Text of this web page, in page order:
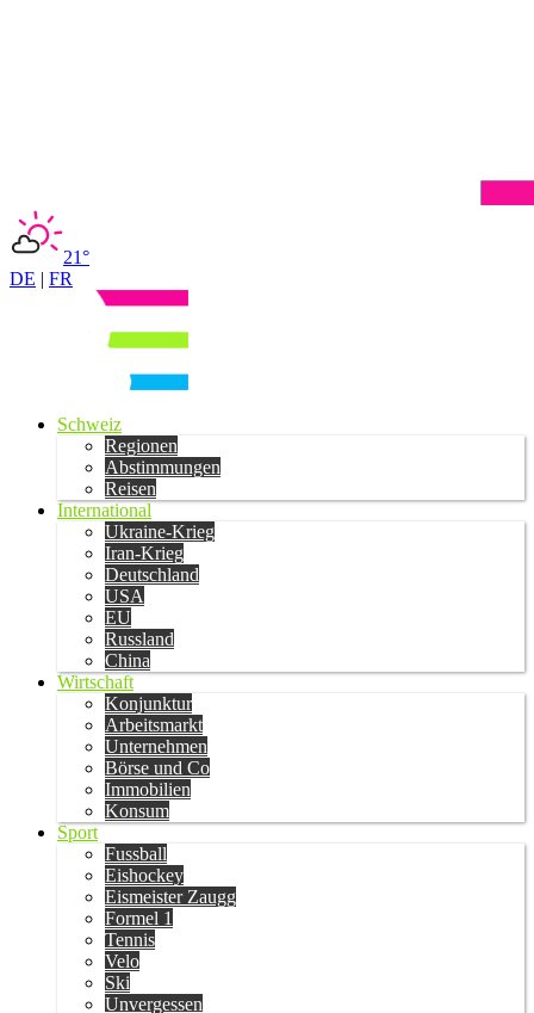
21°
DE | FR
Schweiz
Regionen
Abstimmungen
Reisen
International
Ukraine-Krieg
Iran-Krieg
Deutschland
USA
EU
Russland
China
Wirtschaft
Konjunktur
Arbeitsmarkt
Unternehmen
Börse und Co
Immobilien
Konsum
Sport
Fussball
Eishockey
Eismeister Zaugg
Formel 1
Tennis
Velo
Ski
Unvergessen